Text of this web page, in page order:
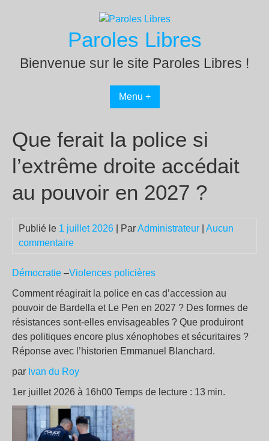
Paroles Libres
Bienvenue sur le site Paroles Libres !
Menu +
Que ferait la police si
l’extrême droite accédait
au pouvoir en 2027 ?
Publié le 1 juillet 2026 | ParAdministrateur
Aucun
commentaire
Démocratie –Violences policières
Comment réagirait la police en cas d’accession au
pouvoir de Bardella et Le Pen en 2027 ? Des formes de
résistances sont-elles envisageables ? Que produiront
des politiques encore plus xénophobes et sécuritaires ?
Réponse avec l’historien Emmanuel Blanchard.
par Ivan du Roy
1er juillet 2026 à 16h00 Temps de lecture : 13 min.